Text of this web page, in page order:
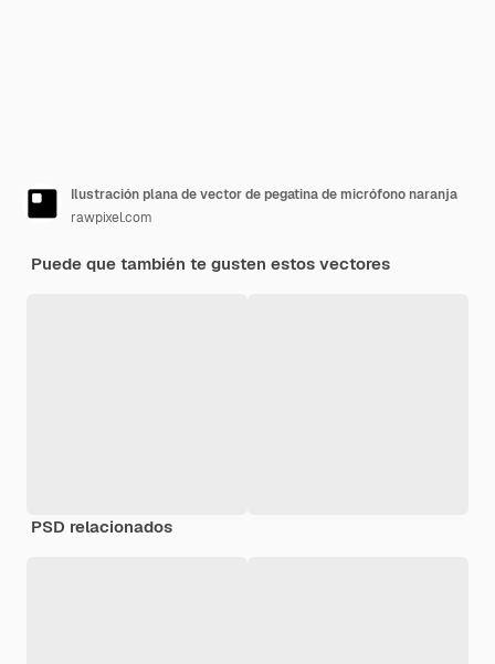
Ilustración plana de vector de pegatina de micrófono naranja
rawpixel.com
Puede que también te gusten estos vectores
PSD relacionados